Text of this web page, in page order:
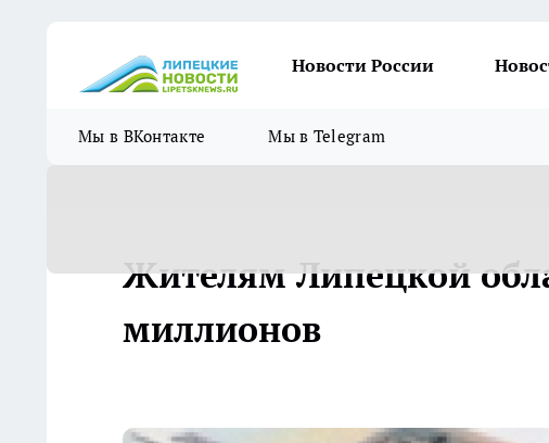
Новости России
Мы в ВКонтакте Мы в Telegram
Жителям Липецкой
миллионов